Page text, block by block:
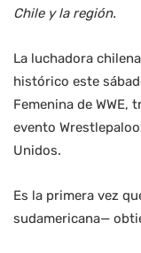
Chile y la región.
La luchadora
histórico este
Femenina de WWE,
evento
Unidos.
Es la primera vez
sudamericana—